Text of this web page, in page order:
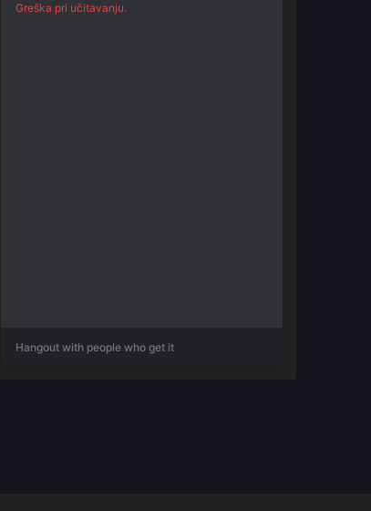
Greška pri učitavanju.
Hangout with people who get it